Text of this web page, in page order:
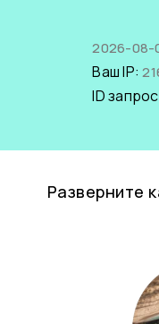
2026-08-
Ваш IP:
ID
Разверните